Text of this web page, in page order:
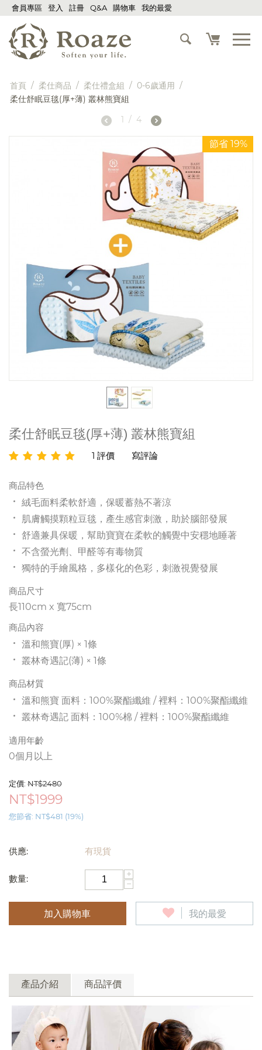
會員專區 登入 註冊 Q&A 購物車 我的最愛
首頁 / 柔仕商品 / 柔仕禮盒組 / 0-6歲通用 /
柔仕舒眠豆毯(厚+薄) 叢林熊寶組
1 / 4
節省 19%
柔仕舒眠豆毯(厚+薄) 叢林熊寶組
1 評價 寫評論
商品特色
絨毛面料柔軟舒適，保暖蓄熱不著涼
肌膚觸摸顆粒豆毯，產生感官刺激，助於腦部發展
舒適兼具保暖，幫助寶寶在柔軟的觸覺中安穩地睡著
不含螢光劑、甲醛等有毒物質
獨特的手繪風格，多樣化的色彩，刺激視覺發展
商品尺寸
長110cm x 寬75cm
商品內容
溫和熊寶(厚) × 1條
叢林奇遇記(薄) × 1條
商品材質
溫和熊寶 面料： 100%聚酯纖維 / 裡料：100%聚酯纖維
叢林奇遇記 面料： 100%棉 / 裡料：100%聚酯纖維
適用年齡
0個月以上
定價: NT$2480
NT$1999
您節省: NT$481 (19%)
供應: 有現貨
數量:
+
−
加入購物車 我的最愛
產品介紹 商品評價